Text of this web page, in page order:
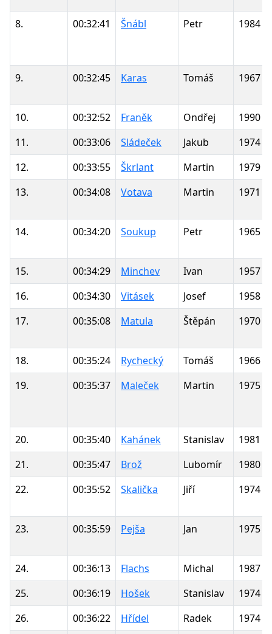
8. 00:32:41 Šnábl Petr 1984
9. 00:32:45 Karas Tomáš 1967
10. 00:32:52 Franěk Ondřej
1990
11.
00:33:06 Sládeček Jakub
1974
12.
00:33:55 Škrlant Martin
1979
13.
00:34:08 Votava Martin 1971
14. 00:34:20 Soukup Petr 1965
15. 00:34:29 Minchev Ivan
1957
16.
00:34:30 Vitásek Josef
1958
17.
00:35:08 Matula Štěpán 1970
18. 00:35:24 Rychecký Tomáš
1966
19.
00:35:37 Maleček Martin 1975
20. 00:35:40 Kahánek Stanislav
1981
21.
00:35:47 Brož Lubomír
1980
22.
00:35:52 Skalička Jiří 1974
23. 00:35:59 Pejša Jan 1975
24. 00:36:13 Flachs Michal
1987
25.
00:36:19 Hošek Stanislav
1974
26.
00:36:22 Hřídel Radek 1974